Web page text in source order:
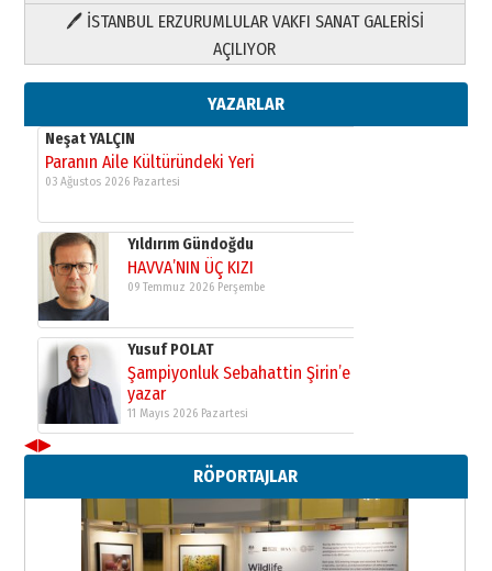
🖊 İSTANBUL ERZURUMLULAR VAKFI SANAT GALERİSİ
AÇILIYOR
YAZARLAR
Yusuf POLAT
Şampiyonluk Sebahattin Şirin’e
11 Mayıs 2026 Pazartesi
Neşat YALÇIN
Paranın Aile Kültüründeki Yeri
03 Ağustos 2026 Pazartesi
Yıldırım Gündoğdu
HAVVA’NIN ÜÇ KIZI
09 Temmuz 2026 Perşembe
Yusuf POLAT
Şampiyonluk Sebahattin Şirin’e
yazar
11 Mayıs 2026 Pazartesi
Neşat YALÇIN
Paranın Aile Kültüründeki Yeri
03 Ağustos 2026 Pazartesi
Yıldırım Gündoğdu
◀▶
RÖPORTAJLAR